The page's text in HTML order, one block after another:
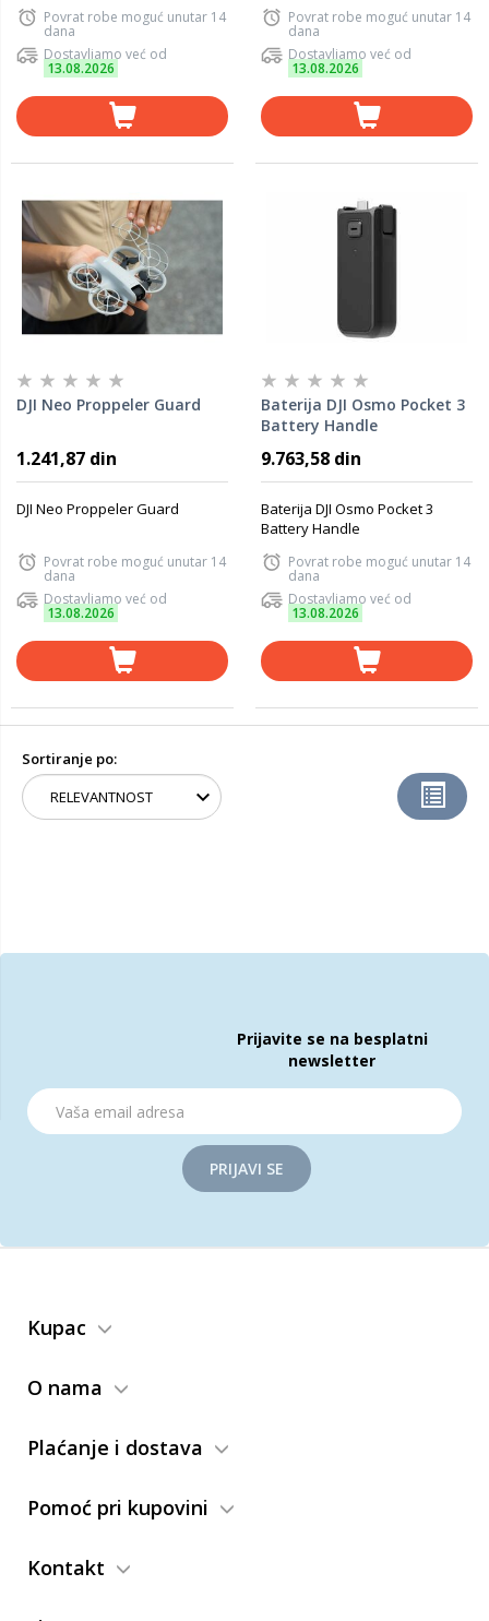
Povrat robe moguć unutar 14
dana
Dostavljamo već od
13.08.2026
Povrat robe moguć unutar 14
dana
Dostavljamo već od
13.08.2026
DJI Neo Proppeler Guard
1.241,87 din
DJI Neo Proppeler Guard
Povrat robe moguć unutar 14
dana
Dostavljamo već od
13.08.2026
Baterija DJI Osmo Pocket 3
Battery Handle
9.763,58 din
Baterija DJI Osmo Pocket 3
Battery Handle
Povrat robe moguć unutar 14
dana
Dostavljamo već od
13.08.2026
Sortiranje po:
Prijavite se na besplatni
newsletter
PRIJAVI SE
Kupac
O nama
Plaćanje i dostava
Pomoć pri kupovini
Kontakt